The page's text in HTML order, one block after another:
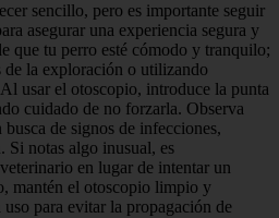
sencillo, pero es importante seguir
asegurar una experiencia segura y
que tu perro esté cómodo y tranquilo;
de la exploración o utilizando
usar el otoscopio, introduce la punta
cuidado de no forzarla. Observa
busca de signos de infecciones,
Si notas algo inusual, es
en lugar de intentar un
mantén el otoscopio limpio y
uso para evitar la propagación de